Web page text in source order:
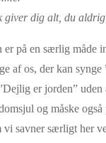
giver dig alt, du
er på en særlig måde
af os, der kan synge
er jorden”
og måske
vi savner særligt her